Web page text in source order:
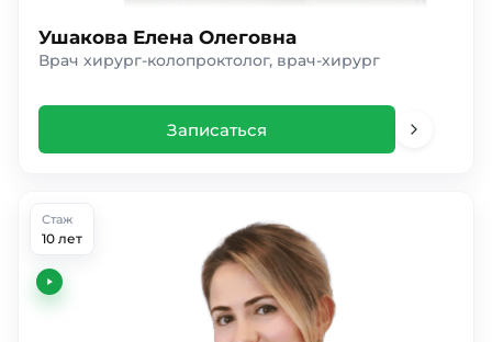
Ушакова Елена Олеговна
Врач хирург-колопроктолог, врач-хирург
Записаться
Стаж
10 лет